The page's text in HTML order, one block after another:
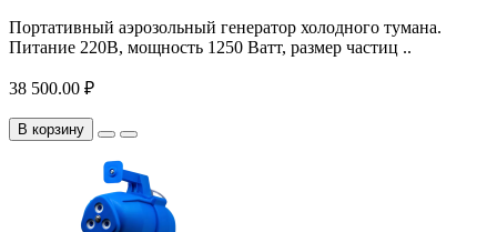
Портативный аэрозольный генератор холодного тумана.
Питание 220В, мощность 1250 Ватт, размер частиц ..
38 500.00 ₽
В корзину